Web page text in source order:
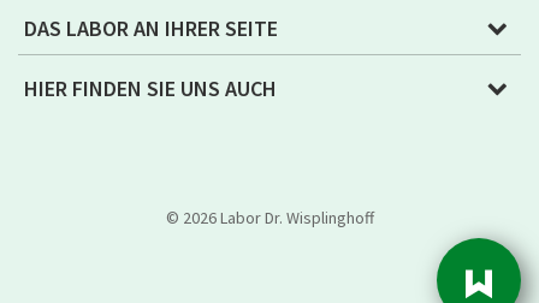
DAS LABOR AN IHRER SEITE
HIER FINDEN SIE UNS AUCH
© 2026 Labor Dr. Wisplinghoff